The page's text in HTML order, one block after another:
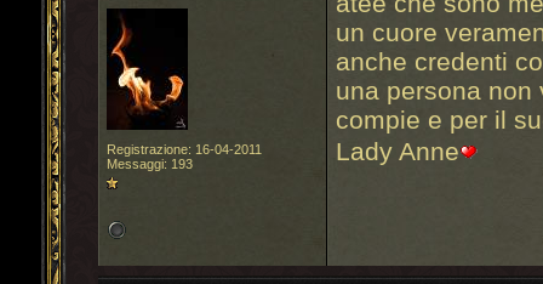
Registrazione: 16-04-2011
Messaggi: 193
un cuore
anche credenti
una persona non
compie e per il
Lady Anne